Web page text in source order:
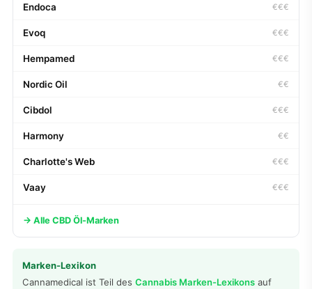
Endoca €€€
Evoq €€€
Hempamed €€€
Nordic Oil €€
Cibdol €€€
Harmony €€
Charlotte's Web €€€
Vaay €€€
→ Alle CBD Öl-Marken
Marken-Lexikon
Cannamedical ist Teil des Cannabis Marken-Lexikons auf